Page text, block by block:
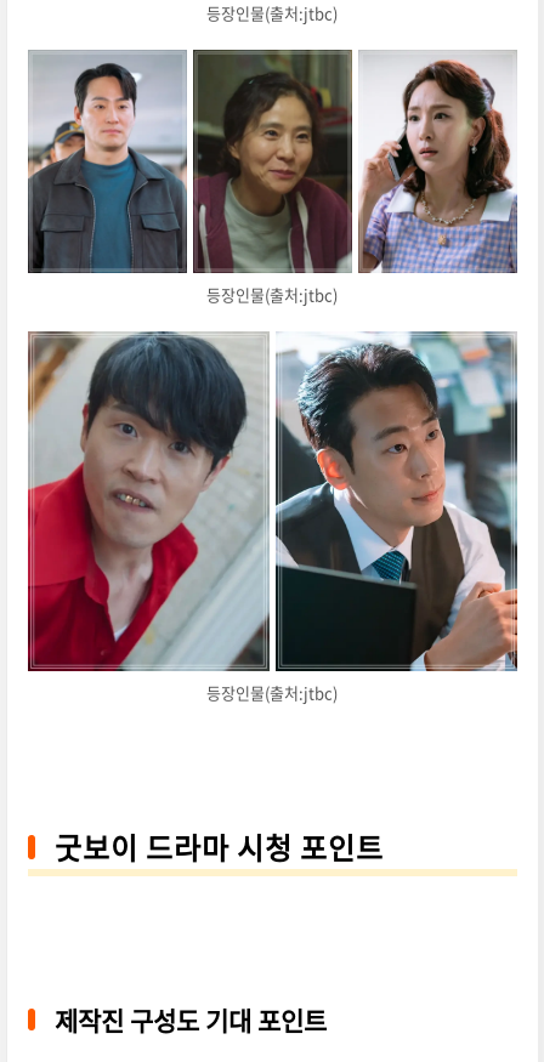
등장인물(출처:jtbc)
등장인물(출처:jtbc)
등장인물(출처:jtbc)
굿보이 드라마 시청 포인트
제작진 구성도 기대 포인트